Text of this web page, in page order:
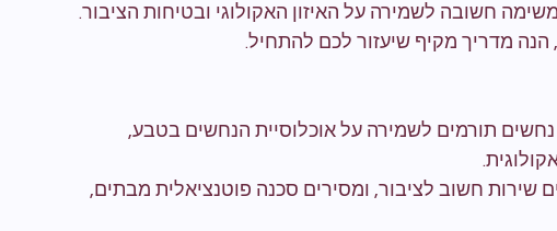
חשובה לשמירה על האיזון האקולוגי ובטיחות הציבור.
מדריך מקיף שיעזור לכם להתחיל.
נחשים תורמים לשמירה על אוכלוסיית הנחשים בטבע,
שירות חשוב לציבור, ומסירים סכנה פוטנציאלית מבתים,